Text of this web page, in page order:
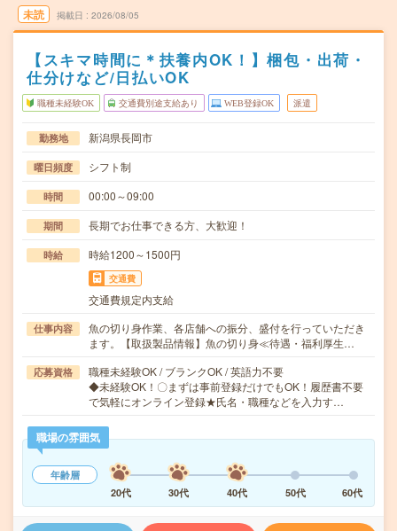
未読 掲載日 2026/08/05
【スキマ時間に＊扶養内OK！】梱包・出荷・
仕分けなど/日払いOK
職種未経験OK 交通費別途支給あり WEB登録OK 派遣
勤務地 新潟県長岡市
曜日頻度 シフト制
時間 00:00～09:00
期間 長期でお仕事できる方、大歓迎！
時給 時給1200～1500円
交通費
交通費規定内支給
仕事内容
魚の切り身作業、各店舗への振分、盛付を行っていただき
ます。【取扱製品情報】魚の切り身≪待遇・福利厚生…
応募資格
職種未経験OK / ブランクOK / 英語力不要
◆未経験OK！〇まずは事前登録だけでもOK！履歴書不要
で気軽にオンライン登録★氏名・職種などを入力す…
職場の雰囲気
年齢層
20代
30代 40代 50代 60代